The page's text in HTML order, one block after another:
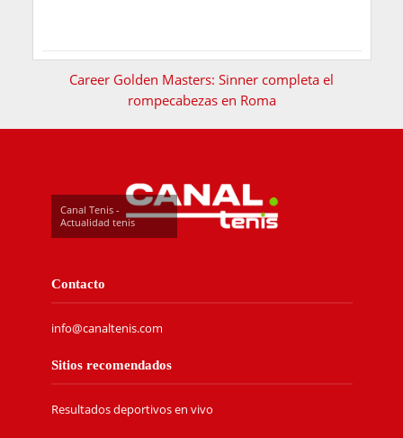
Career Golden Masters: Sinner completa el
rompecabezas en Roma
Canal Tenis -
Actualidad tenis
Contacto
info@canaltenis.com
Sitios recomendados
Resultados deportivos en vivo